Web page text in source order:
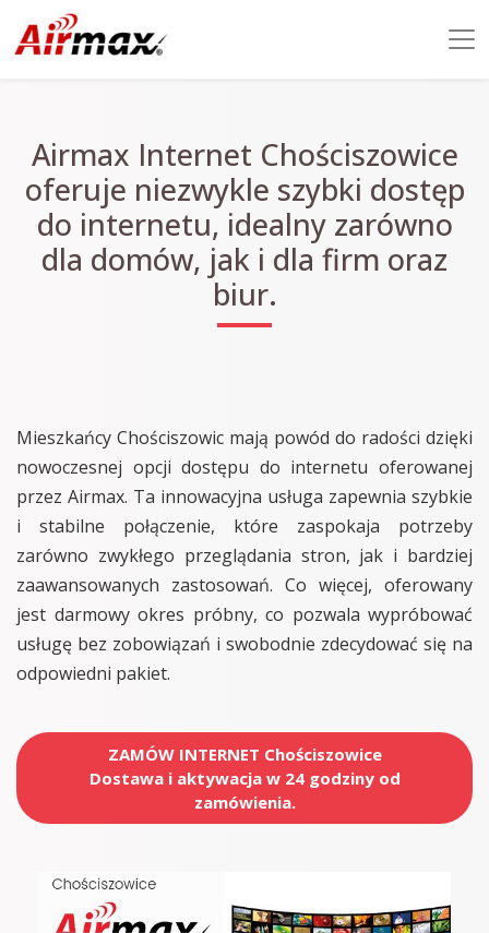
Airmax Internet Chościszowice
oferuje niezwykle szybki dostęp
do internetu, idealny zarówno
dla domów, jak i dla firm oraz
biur.
Mieszkańcy Chościszowic mają powód do radości dzięki
nowoczesnej opcji dostępu do internetu oferowanej
przez Airmax. Ta innowacyjna usługa zapewnia szybkie
i stabilne połączenie, które zaspokaja potrzeby
zarówno zwykłego przeglądania stron, jak i bardziej
zaawansowanych zastosowań. Co więcej, oferowany
jest darmowy okres próbny, co pozwala wypróbować
usługę bez zobowiązań i swobodnie zdecydować się na
odpowiedni pakiet.
ZAMÓW INTERNET Chościszowice
Dostawa i aktywacja w 24 godziny od
zamówienia.